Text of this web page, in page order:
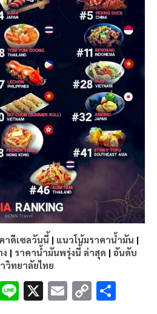
าดีเซลวันนี้ | แนวโน้มราคาน้ำมัน |
| ราคาน้ำมันพรุ่งนี้ ล่าสุด | อันดับ
วิทยาลัยไทย
F Li X E C